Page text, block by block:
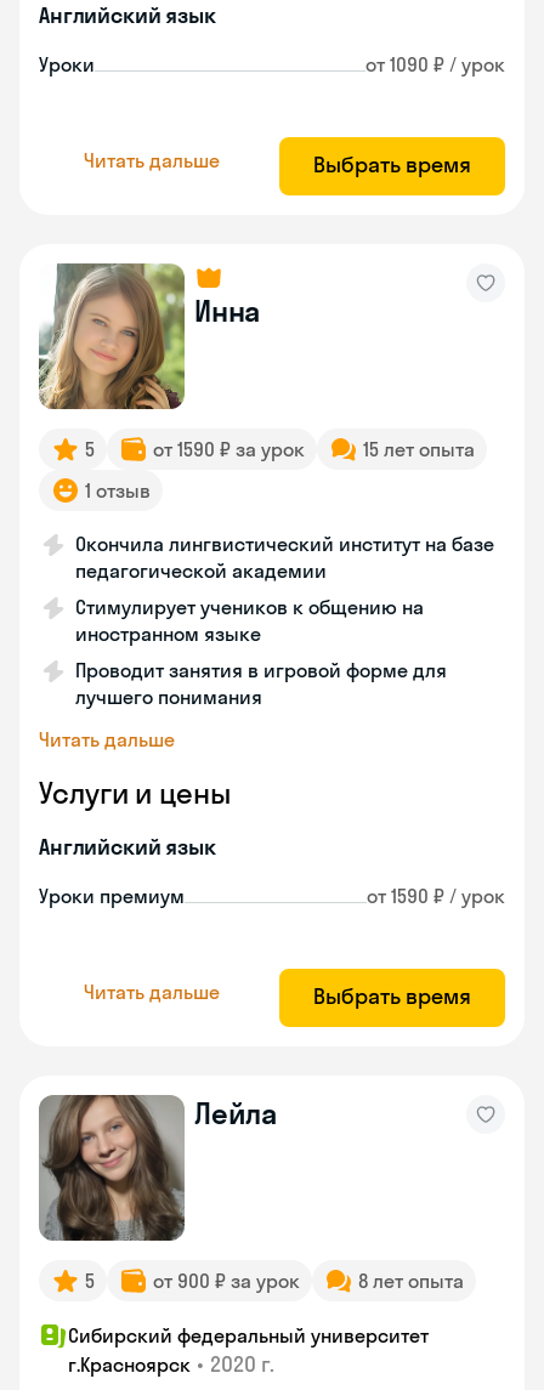
Английский язык
Уроки от 1090 ₽ / урок
Читать дальше Выбрать время
Инна
5 от 1590 ₽ за урок
15 лет опыта
1 отзыв
Окончила лингвистический институт на базе
педагогической академии
Стимулирует учеников к общению на
иностранном языке
Проводит занятия в игровой форме для
лучшего понимания
Читать дальше
Услуги и цены
Английский язык
Уроки премиум от 1590 ₽ / урок
Читать дальше Выбрать время
Лейла
5 от 900 ₽ за урок 8 лет опыта
Сибирский федеральный университет
г.Красноярск • 2020 г.